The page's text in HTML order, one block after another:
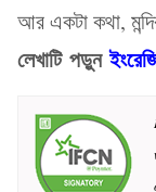
আর একটা কথা,
লেখাটি পড়ুন